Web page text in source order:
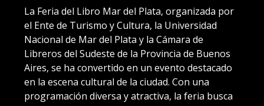
La Feria del Libro Mar del Plata, organizada por
el Ente de Turismo y Cultura, la Universidad
Nacional de Mar del Plata y la Cámara de
Libreros del Sudeste de la Provincia de Buenos
Aires, se ha convertido en un evento destacado
en la escena cultural de la ciudad. Con una
programación diversa y atractiva, la feria busca